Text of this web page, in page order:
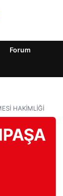
Forum
HAKİMLİĞİ